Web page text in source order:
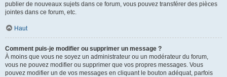
publier de nouveaux sujets dans ce forum, vous pouvez transférer des pièces
jointes dans ce forum, etc.
Haut
Comment puis-je modifier ou supprimer un message ?
À moins que vous ne soyez un administrateur ou un modérateur du forum,
vous ne pouvez modifier ou supprimer que vos propres messages. Vous
pouvez modifier un de vos messages en cliquant le bouton adéquat, parfois